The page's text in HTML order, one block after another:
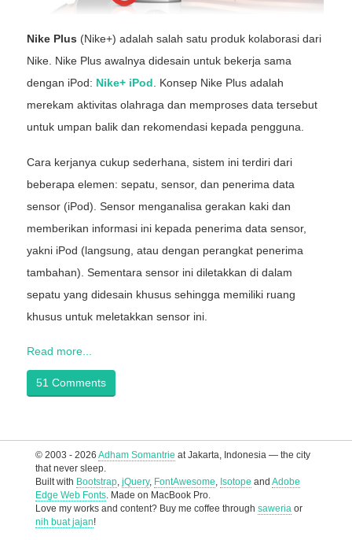
Nike Plus (Nike+) adalah salah satu produk kolaborasi dari
Nike. Nike Plus awalnya didesain untuk bekerja sama
dengan iPod: Nike+ iPod . Konsep Nike Plus adalah
merekam aktivitas olahraga dan memproses data tersebut
untuk umpan balik dan rekomendasi kepada pengguna.
Cara kerjanya cukup sederhana, sistem ini terdiri dari
beberapa elemen: sepatu, sensor, dan penerima data
sensor (iPod). Sensor menganalisa gerakan kaki dan
memberikan informasi ini kepada penerima data sensor,
yakni iPod (langsung, atau dengan perangkat penerima
tambahan). Sementara sensor ini diletakkan di dalam
sepatu yang didesain khusus sehingga memiliki ruang
khusus untuk meletakkan sensor ini.
Read more...
51 Comments
© 2003 - 2026 Adham Somantrie at Jakarta, Indonesia — the city
that never sleep.
Built with Bootstrap, jQuery, FontAwesome, Isotope and Adobe
Edge Web Fonts. Made on MacBook Pro.
Love my works and content? Buy me coffee through saweria or
nih buat jajan!